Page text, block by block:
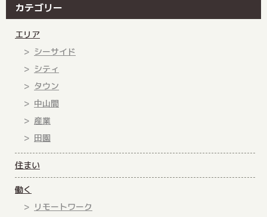
カテゴリー
エリア
シーサイド
シティ
タウン
中山間
産業
田園
住まい
働く
リモートワーク